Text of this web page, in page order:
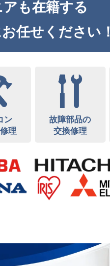
も在籍する
任せください！
ン
理
故障部品の
交換修理